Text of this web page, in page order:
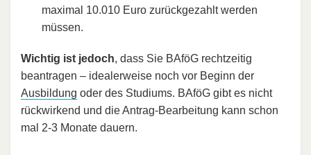
maximal 10.010 Euro zurückgezahlt werden
müssen.
Wichtig ist jedoch, dass Sie BAföG rechtzeitig
beantragen – idealerweise noch vor Beginn der
Ausbildung oder des Studiums. BAföG gibt es nicht
rückwirkend und die Antrag-Bearbeitung kann schon
mal 2-3 Monate dauern.